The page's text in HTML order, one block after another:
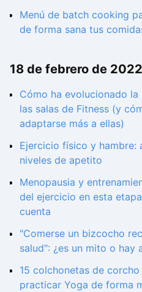
Menú de batch cooking
de forma sana tus
18 de febrero de 2022
Cómo ha evolucionado
las salas de Fitness (y
adaptarse más a ellas)
Ejercicio físico y
niveles de apetito
Menopausia y
del ejercicio en esta
cuenta
"Comerse un bizcocho
salud": ¿es un mito o hay
15 colchonetas de
practicar Yoga de forma